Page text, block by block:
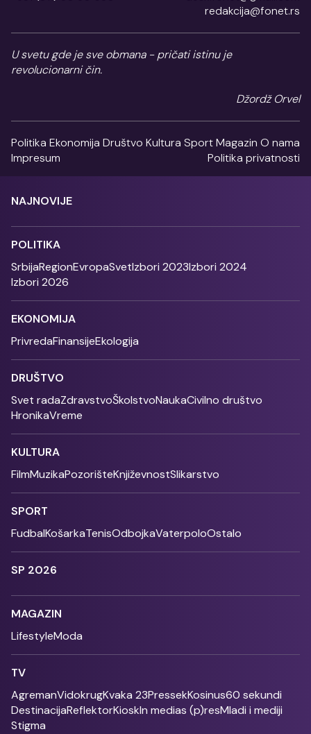
redakcija@fonet.rs
U svetu gde je sve obmana - pričati istinu je
revolucionarni čin.
Džordž Orvel
Politika Ekonomija Društvo Kultura SportMagazin O nama
Impresum
Politika privatnosti
NAJNOVIJE
POLITIKA
SrbijaRegionEvropaSvetIzbori 2023Izbori 2024
Izbori 2026
EKONOMIJA
PrivredaFinansijeEkologija
DRUŠTVO
Svet radaZdravstvoŠkolstvoNaukaCivilno društvo
HronikaVreme
KULTURA
FilmMuzikaPozorišteKnjiževnostSlikarstvo
SPORT
FudbalKošarkaTenisOdbojkaVaterpoloOstalo
SP 2026
MAGAZIN
LifestyleModa
TV
AgremanVidokrugKvaka 23PressekKosinus60 sekundi
DestinacijaReflektorKioskIn medias (p)resMladi i mediji
Stigma